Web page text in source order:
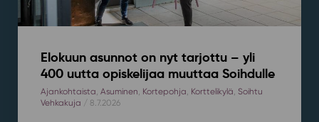
Elokuun asunnot on nyt tarjottu – yli
400 uutta opiskelijaa muuttaa Soihdulle
Ajankohtaista, Asuminen, Kortepohja, Korttelikylä, Soihtu
Vehkakuja / 8.7.2026